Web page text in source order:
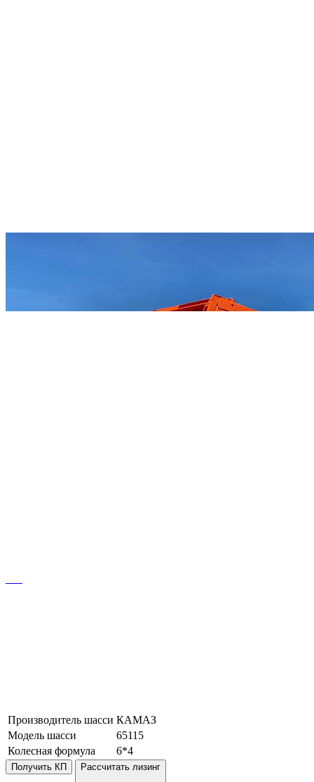
Производитель шасси КАМАЗ
Модель шасси
65115
Колесная формула
6*4
Получить КП Рассчитать лизинг